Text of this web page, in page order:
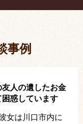
事例
人の遺したお金
惑しています
女は川口市内に